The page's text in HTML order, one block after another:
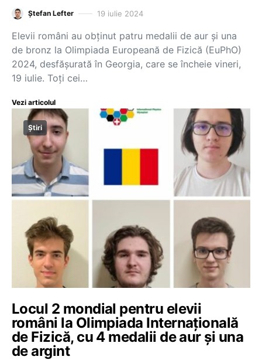
Ștefan Lefter 19 iulie 2024
Elevii români au obținut patru medalii de aur și una
de bronz la Olimpiada Europeană de Fizică (EuPhO)
2024, desfășurată în Georgia, care se încheie vineri,
19 iulie. Toți cei…
Vezi articolul
Știri
Locul 2 mondial pentru elevii
români la Olimpiada Internațională
de Fizică, cu 4 medalii de aur și una
de argint